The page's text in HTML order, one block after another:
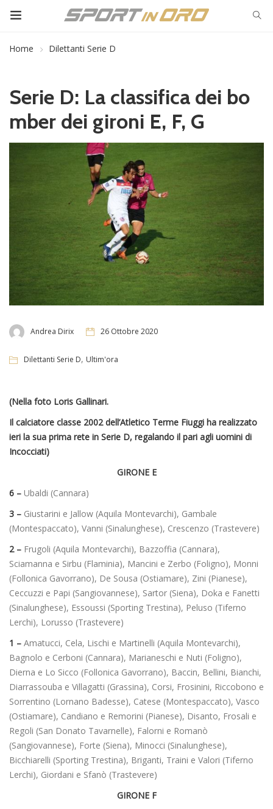
Home Dilettanti Serie D
Serie D: La classifica dei bo
mber dei gironi E, F, G
Andrea Dirix 26 Ottobre 2020
Dilettanti Serie D, Ultim'ora
(Nella foto Loris Gallinari.
Il calciatore classe 2002 dell’Atletico Terme Fiuggi ha realizzato
ieri la sua prima rete in Serie D, regalando il pari agli uomini di
Incocciati)
GIRONE E
6 – Ubaldi (Cannara)
3 – Giustarini e Jallow (Aquila Montevarchi), Gambale
(Montespaccato), Vanni (Sinalunghese), Crescenzo (Trastevere)
2 – Frugoli (Aquila Montevarchi), Bazzoffia (Cannara),
Sciamanna e Sirbu (Flaminia), Mancini e Zerbo (Foligno), Monni
(Follonica Gavorrano), De Sousa (Ostiamare), Zini (Pianese),
Ceccuzzi e Papi (Sangiovannese), Sartor (Siena), Doka e Fanetti
(Sinalunghese), Essoussi (Sporting Trestina), Peluso (Tiferno
Lerchi), Lorusso (Trastevere)
1 – Amatucci, Cela, Lischi e Martinelli (Aquila Montevarchi),
Bagnolo e Cerboni (Cannara), Marianeschi e Nuti (Foligno),
Dierna e Lo Sicco (Follonica Gavorrano), Baccin, Bellini, Bianchi,
Diarrassouba e Villagatti (Grassina), Corsi, Frosinini, Riccobono e
Sorrentino (Lornano Badesse), Catese (Montespaccato), Vasco
(Ostiamare), Candiano e Remorini (Pianese), Disanto, Frosali e
Regoli (San Donato Tavarnelle), Falorni e Romanò
(Sangiovannese), Forte (Siena), Minocci (Sinalunghese),
Bicchiarelli (Sporting Trestina), Briganti, Traini e Valori (Tiferno
Lerchi), Giordani e Sfanò (Trastevere)
GIRONE F